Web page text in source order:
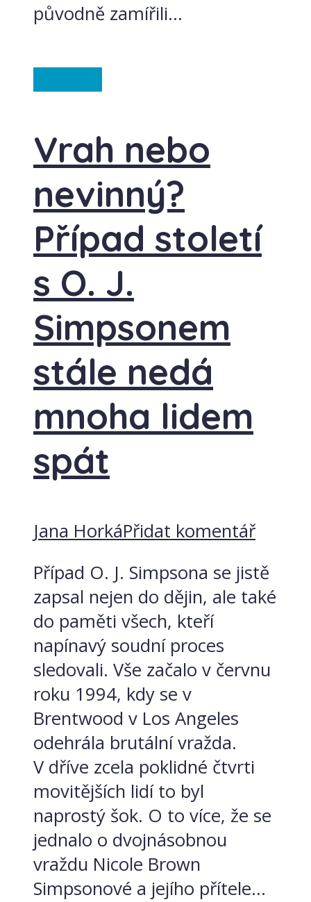
původně zamířili...
Vrah nebo
nevinný?
Případ století
s O. J.
Simpsonem
stále nedá
mnoha lidem
spát
Jana HorkáPřidat komentář
Případ O. J. Simpsona se jistě
zapsal nejen do dějin, ale také
do paměti všech, kteří
napínavý soudní proces
sledovali. Vše začalo v červnu
roku 1994, kdy se v
Brentwood v Los Angeles
odehrála brutální vražda.
V dříve zcela poklidné čtvrti
movitějších lidí to byl
naprostý šok. O to více, že se
jednalo o dvojnásobnou
vraždu Nicole Brown
Simpsonové a jejího přítele...